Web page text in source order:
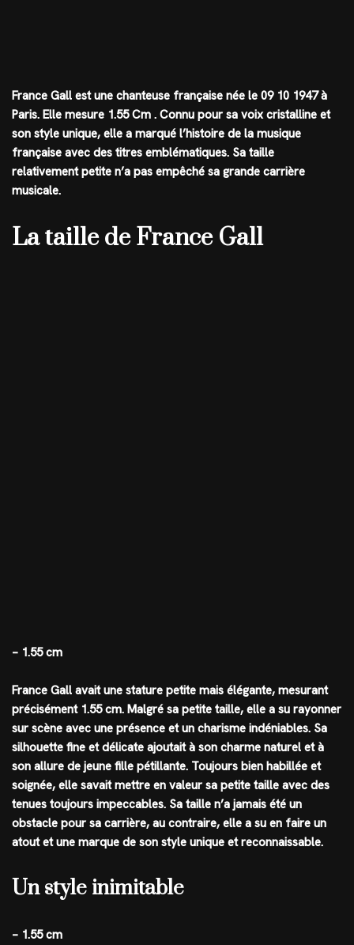
France Gall est une chanteuse française née le 09 10 1947 à
Paris. Elle mesure 1.55 Cm . Connu pour sa voix cristalline et
son style unique, elle a marqué l’histoire de la musique
française avec des titres emblématiques. Sa taille
relativement petite n’a pas empêché sa grande carrière
musicale.
La taille de France Gall
– 1.55 cm
France Gall avait une stature petite mais élégante, mesurant
précisément 1.55 cm. Malgré sa petite taille, elle a su rayonner
sur scène avec une présence et un charisme indéniables. Sa
silhouette fine et délicate ajoutait à son charme naturel et à
son allure de jeune fille pétillante. Toujours bien habillée et
soignée, elle savait mettre en valeur sa petite taille avec des
tenues toujours impeccables. Sa taille n’a jamais été un
obstacle pour sa carrière, au contraire, elle a su en faire un
atout et une marque de son style unique et reconnaissable.
Un style inimitable
– 1.55 cm